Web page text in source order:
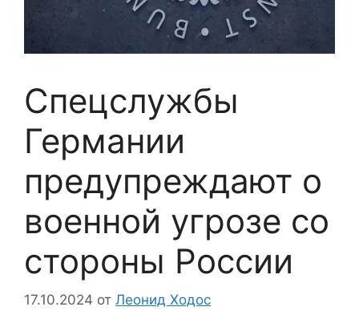
Спецслужбы
Германии
предупреждают о
военной угрозе со
стороны России
17.10.2024 от Леонид Ходос